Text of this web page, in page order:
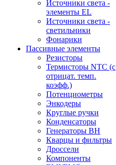
Источники света -
элементы EL
Источники света -
светильники
Фонарики
Пассивные элементы
Резисторы
Термисторы NTC (с
отрицат. темп.
коэфф.)
Потенциометры
Энкодеры
Круглые ручки
Конденсаторы
Генераторы ВН
Кварцы и фильтры
Дроссели
Компоненты